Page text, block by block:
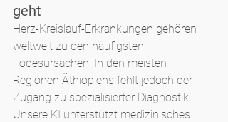
geht
Herz-Kreislauf-Erkrankungen gehören
weltweit zu den häufigsten
Todesursachen. In den meisten
Regionen Äthiopiens fehlt jedoch der
Zugang zu spezialisierter Diagnostik.
Unsere KI unterstützt medizinisches